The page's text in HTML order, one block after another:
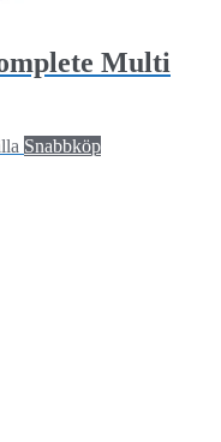
Multi
Snabbköp